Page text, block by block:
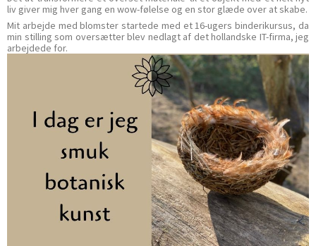
liv giver mig hver gang en wow-følelse og en stor glæde over at skabe.
Mit arbejde med blomster startede med et 16-ugers binderikursus, da
min stilling som oversætter blev nedlagt af det hollandske IT-firma, jeg
arbejdede for.